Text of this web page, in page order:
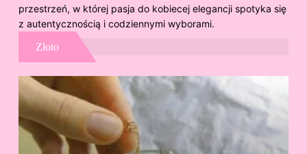
przestrzeń, w której pasja do kobiecej elegancji spotyka się
z autentycznością i codziennymi wyborami.
Złoto